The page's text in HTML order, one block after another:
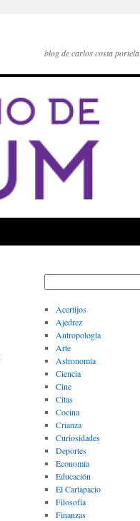
blog de carlos costa portela
Acertijos
Ajedrez
Antropología
Arte
Astronomía
Ciencia
Cine
Citas
Cocina
Crianza
Curiosidades
Deportes
Economía
Educación
El Cartapacio
Filosofía
Finanzas